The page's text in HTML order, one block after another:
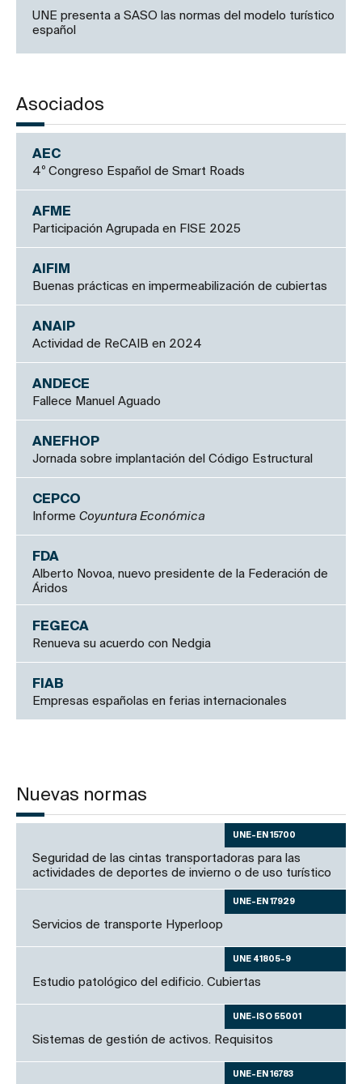
UNE presenta a SASO las normas del modelo turístico
español
Asociados
AEC
4º Congreso Español de Smart Roads
AFME
Participación Agrupada en FISE 2025
AIFIM
Buenas prácticas en impermeabilización de cubiertas
ANAIP
Actividad de ReCAIB en 2024
ANDECE
Fallece Manuel Aguado
ANEFHOP
Jornada sobre implantación del Código Estructural
CEPCO
Informe Coyuntura Económica
FDA
Alberto Novoa, nuevo presidente de la Federación de
Áridos
FEGECA
Renueva su acuerdo con Nedgia
FIAB
Empresas españolas en ferias internacionales
Nuevas normas
UNE-EN 15700
Seguridad de las cintas transportadoras para las
actividades de deportes de invierno o de uso turístico
UNE-EN 17929
Servicios de transporte Hyperloop
UNE 41805-9
Estudio patológico del edificio. Cubiertas
UNE-ISO 55001
Sistemas de gestión de activos. Requisitos
UNE-EN 16783